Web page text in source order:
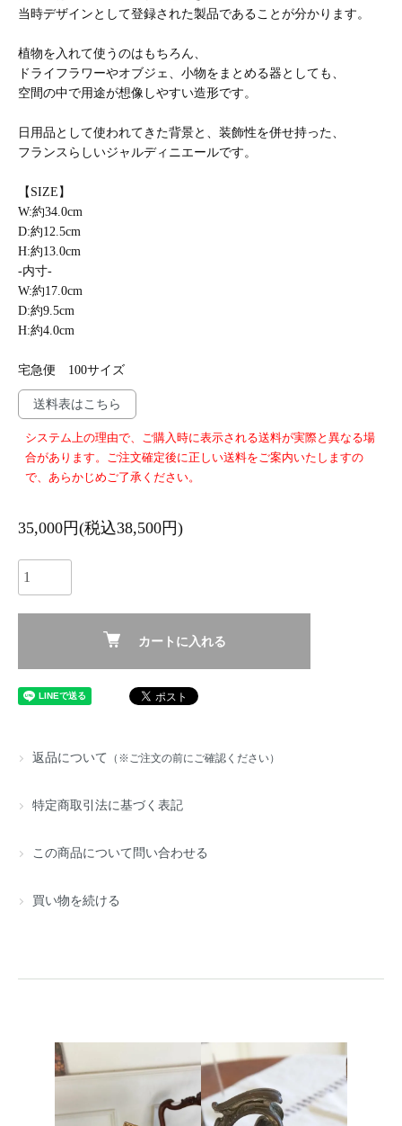
当時デザインとして登録された製品であることが分かります。
植物を入れて使うのはもちろん、
ドライフラワーやオブジェ、小物をまとめる器としても、
空間の中で用途が想像しやすい造形です。
日用品として使われてきた背景と、装飾性を併せ持った、
フランスらしいジャルディニエールです。
【SIZE】
W:約34.0cm
D:約12.5cm
H:約13.0cm
-内寸-
W:約17.0cm
D:約9.5cm
H:約4.0cm
宅急便 100サイズ
送料表はこちら
システム上の理由で、ご購入時に表示される送料が実際と異なる場
合があります。ご注文確定後に正しい送料をご案内いたしますの
で、あらかじめご了承ください。
35,000円(税込38,500円)
カートに入れる
返品について （※ご注文の前にご確認ください）
特定商取引法に基づく表記
この商品について問い合わせる
買い物を続ける